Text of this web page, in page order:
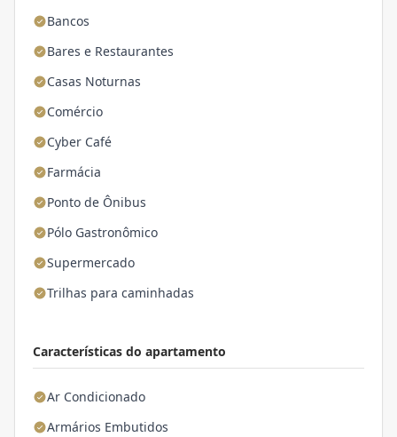
Bancos
Bares e Restaurantes
Casas Noturnas
Comércio
Cyber Café
Farmácia
Ponto de Ônibus
Pólo Gastronômico
Supermercado
Trilhas para caminhadas
Características do apartamento
Ar Condicionado
Armários Embutidos